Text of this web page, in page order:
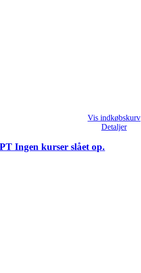
Vis indkøbskurv
Detaljer
PT Ingen kurser slået op.